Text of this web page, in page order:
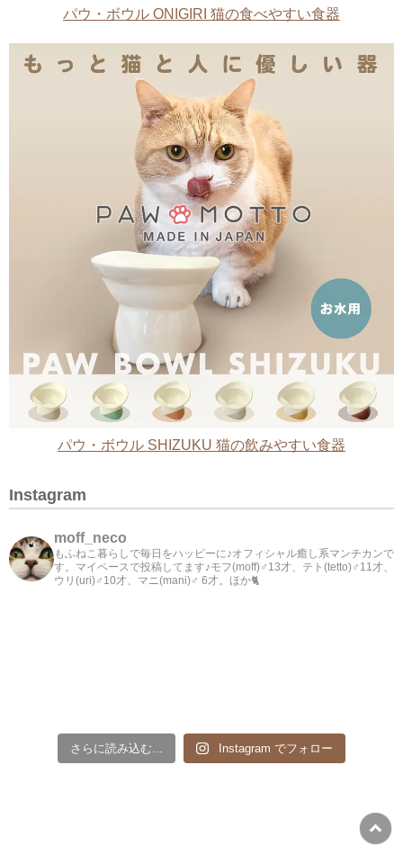
パウ・ボウル ONIGIRI 猫の食べやすい食器
パウ・ボウル SHIZUKU 猫の飲みやすい食器
Instagram
moff_neco
もふねこ暮らしで毎日をハッピーに♪オフィシャル癒し系マンチカンで
す。マイペースで投稿してます♪モフ(moff)♂13才、テト(tetto)♂11才、
ウリ(uri)♂10才、マニ(mani)♂ 6才。ほか🐈
さらに読み込む... Instagram でフォロー